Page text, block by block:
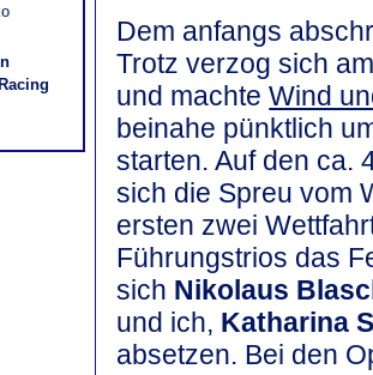
Dem anfangs
Trotz verzog sich
und machteWind
beinahe pünktlich
starten. Auf den ca.
sich die Spreu vom
ersten zwei
Führungstrios das
sich Nikolaus
und ich, Katharina
absetzen. Bei den